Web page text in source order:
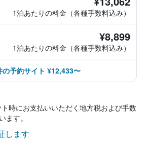
1泊あたりの料金（各種手数料込み）
¥8,899
1泊あたりの料金（各種手数料込み）
の予約サイト ¥12,433〜
時にお支払いいただく地方税および手数
ます。
します